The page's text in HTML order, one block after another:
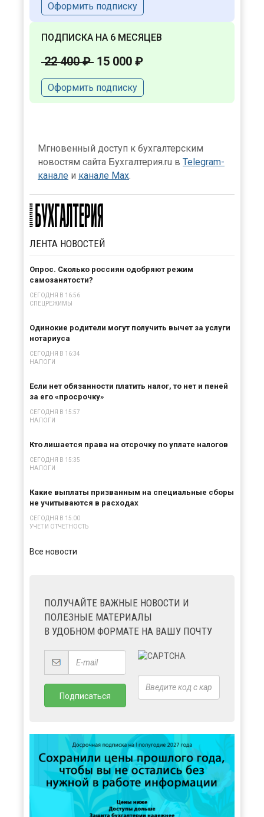
Оформить подписку
ПОДПИСКА НА 6 МЕСЯЦЕВ
22 400 ₽ 15 000 ₽
Оформить подписку
Мгновенный доступ к бухгалтерским
новостям сайта Бухгалтерия.ru в Telegram-
канале и канале Max.
ЛЕНТА НОВОСТЕЙ
Опрос. Сколько россиян одобряют режим
самозанятости?
СЕГОДНЯ В 16:56
СПЕЦРЕЖИМЫ
Одинокие родители могут получить вычет за услуги
нотариуса
СЕГОДНЯ В 16:34
НАЛОГИ
Если нет обязанности платить налог, то нет и пеней
за его «просрочку»
СЕГОДНЯ В 15:57
НАЛОГИ
Кто лишается права на отсрочку по уплате налогов
СЕГОДНЯ В 15:35
НАЛОГИ
Какие выплаты призванным на специальные сборы
не учитываются в расходах
СЕГОДНЯ В 15:00
УЧЕТ И ОТЧЕТНОСТЬ
Все новости
ПОЛУЧАЙТЕ ВАЖНЫЕ НОВОСТИ И
ПОЛЕЗНЫЕ МАТЕРИАЛЫ
В УДОБНОМ ФОРМАТЕ НА ВАШУ ПОЧТУ